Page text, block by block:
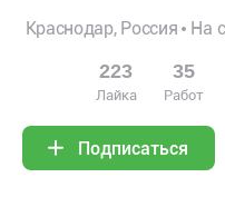
Краснодар, Россия На
223
Лайка
35
Работ
Подписаться